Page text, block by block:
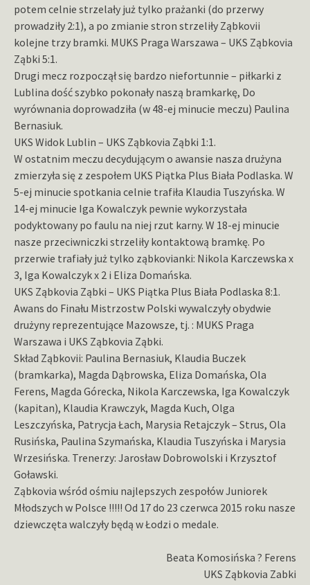
potem celnie strzelały już tylko prażanki (do przerwy
prowadziły 2:1), a po zmianie stron strzeliły Ząbkovii
kolejne trzy bramki. MUKS Praga Warszawa – UKS Ząbkovia
Ząbki 5:1.
Drugi mecz rozpoczął się bardzo niefortunnie – piłkarki z
Lublina dość szybko pokonały naszą bramkarkę, Do
wyrównania doprowadziła (w 48-ej minucie meczu) Paulina
Bernasiuk.
UKS Widok Lublin – UKS Ząbkovia Ząbki 1:1.
W ostatnim meczu decydującym o awansie nasza drużyna
zmierzyła się z zespołem UKS Piątka Plus Biała Podlaska. W
5-ej minucie spotkania celnie trafiła Klaudia Tuszyńska. W
14-ej minucie Iga Kowalczyk pewnie wykorzystała
podyktowany po faulu na niej rzut karny. W 18-ej minucie
nasze przeciwniczki strzeliły kontaktową bramkę. Po
przerwie trafiały już tylko ząbkovianki: Nikola Karczewska x
3, Iga Kowalczyk x 2 i Eliza Domańska.
UKS Ząbkovia Ząbki – UKS Piątka Plus Biała Podlaska 8:1.
Awans do Finału Mistrzostw Polski wywalczyły obydwie
drużyny reprezentujące Mazowsze, tj. : MUKS Praga
Warszawa i UKS Ząbkovia Ząbki.
Skład Ząbkovii: Paulina Bernasiuk, Klaudia Buczek
(bramkarka), Magda Dąbrowska, Eliza Domańska, Ola
Ferens, Magda Górecka, Nikola Karczewska, Iga Kowalczyk
(kapitan), Klaudia Krawczyk, Magda Kuch, Olga
Leszczyńska, Patrycja Łach, Marysia Retajczyk – Strus, Ola
Rusińska, Paulina Szymańska, Klaudia Tuszyńska i Marysia
Wrzesińska. Trenerzy: Jarosław Dobrowolski i Krzysztof
Goławski.
Ząbkovia wśród ośmiu najlepszych zespołów Juniorek
Młodszych w Polsce !!!!! Od 17 do 23 czerwca 2015 roku nasze
dziewczęta walczyły będą w Łodzi o medale.
Beata Komosińska ? Ferens
UKS Ząbkovia Zabki